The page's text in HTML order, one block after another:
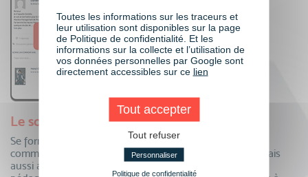
Le soutien de toute une communauté
Se former à distance oui, mais auprès de toute une
communauté ! Echangez au quotidien avec vos pairs, mais
aussi avec vos formateurs et toute notre équipe
Toutes les informations sur les traceurs et
leur utilisation sont disponibles sur la page
de Politique de confidentialité. Et les
informations sur la collecte et l’utilisation de
vos données personnelles par Google sont
directement accessibles sur ce lien
Tout accepter
Tout refuser
Personnaliser
Politique de confidentialité